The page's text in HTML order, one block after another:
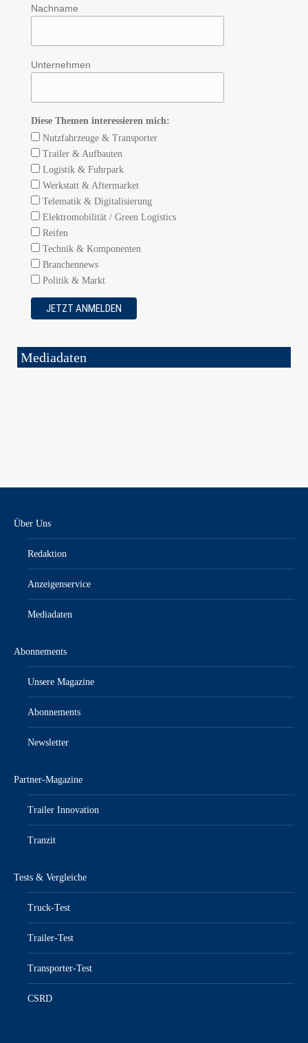
Nachname
Unternehmen
Diese Themen interessieren mich:
Nutzfahrzeuge & Transporter
Trailer & Aufbauten
Logistik & Fuhrpark
Werkstatt & Aftermarket
Telematik & Digitalisierung
Elektromobilität / Green Logistics
Reifen
Technik & Komponenten
Branchennews
Politik & Markt
Mediadaten
Über Uns
Redaktion
Anzeigenservice
Mediadaten
Abonnements
Unsere Magazine
Abonnements
Newsletter
Partner-Magazine
Trailer Innovation
Tranzit
Tests & Vergleiche
Truck-Test
Trailer-Test
Transporter-Test
CSRD